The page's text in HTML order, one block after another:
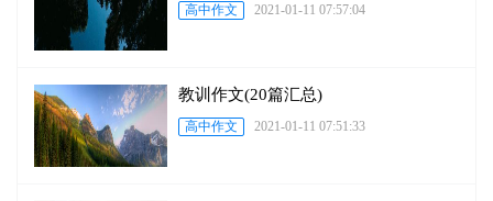
高中作文 2021-01-11 07:57:04
教训作文(20篇汇总)
高中作文 2021-01-11 07:51:33